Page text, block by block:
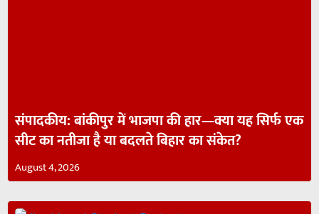
संपादकीय: बांकीपुर में भाजपा की हार—क्या यह सिर्फ एक
सीट का नतीजा है या बदलते बिहार का संकेत?
August 4, 2026